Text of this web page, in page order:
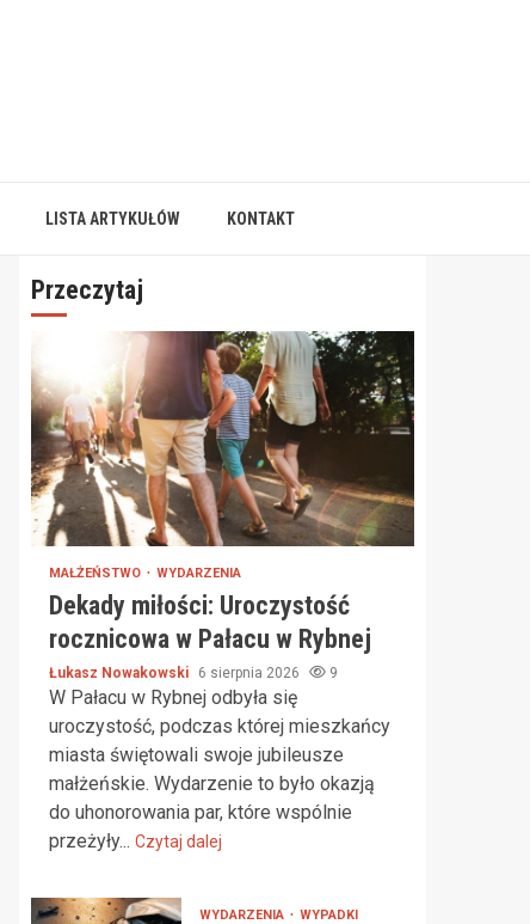
LISTA ARTYKUŁÓW KONTAKT
Przeczytaj
MAŁŻEŃSTWO WYDARZENIA
Dekady miłości: Uroczystość
rocznicowa w Pałacu w Rybnej
Łukasz Nowakowski 6 sierpnia 2026 9
W Pałacu w Rybnej odbyła się
uroczystość, podczas której mieszkańcy
miasta świętowali swoje jubileusze
małżeńskie. Wydarzenie to było okazją
do uhonorowania par, które wspólnie
przeżyły... Czytaj dalej
WYDARZENIA WYPADKI